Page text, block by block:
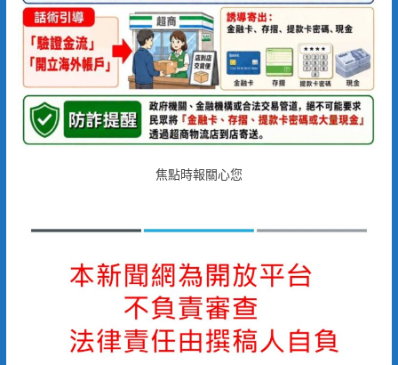
焦點時報關心您